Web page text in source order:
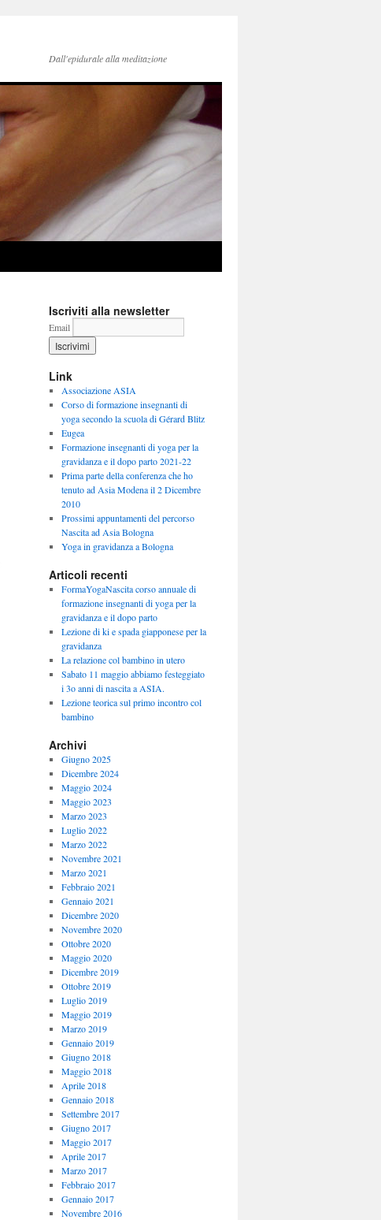
Dall'epidurale alla meditazione
Iscriviti alla newsletter
Email
Link
Associazione ASIA
Corso di formazione insegnanti di
yoga secondo la scuola di Gérard Blitz
Eugea
Formazione insegnanti di yoga per la
gravidanza e il dopo parto 2021-22
Prima parte della conferenza che ho
tenuto ad Asia Modena il 2 Dicembre
2010
Prossimi appuntamenti del percorso
Nascita ad Asia Bologna
Yoga in gravidanza a Bologna
Articoli recenti
FormaYogaNascita corso annuale di
formazione insegnanti di yoga per la
gravidanza e il dopo parto
Lezione di ki e spada giapponese per la
gravidanza
La relazione col bambino in utero
Sabato 11 maggio abbiamo festeggiato
i 3o anni di nascita a ASIA.
Lezione teorica sul primo incontro col
bambino
Archivi
Giugno 2025
Dicembre 2024
Maggio 2024
Maggio 2023
Marzo 2023
Luglio 2022
Marzo 2022
Novembre 2021
Marzo 2021
Febbraio 2021
Gennaio 2021
Dicembre 2020
Novembre 2020
Ottobre 2020
Maggio 2020
Dicembre 2019
Ottobre 2019
Luglio 2019
Maggio 2019
Marzo 2019
Gennaio 2019
Giugno 2018
Maggio 2018
Aprile 2018
Gennaio 2018
Settembre 2017
Giugno 2017
Maggio 2017
Aprile 2017
Marzo 2017
Febbraio 2017
Gennaio 2017
Novembre 2016